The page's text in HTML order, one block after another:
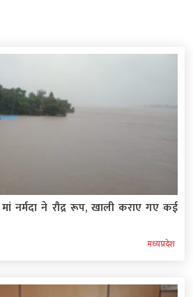
नर्मदा ने रौद्र रूप, खाली कराए गए कई
मध्‍यप्रदेश